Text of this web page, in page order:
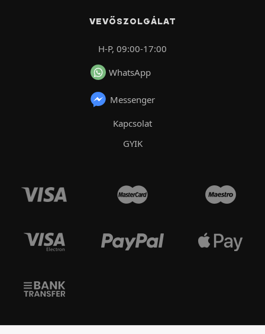
VEVŐSZOLGÁLAT
H-P, 09:00-17:00
WhatsApp
Messenger
Kapcsolat
GYIK